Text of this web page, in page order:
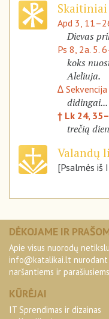
Skaitiniai
Apd 3,
Dievas
Ps 8, 2a. 5.
koks
Aleliuja.
∆
didingai...
† Lk 24,
trečią
Valandų
[Psalmės iš
DĖKOJAME IR
Apie visus nuorodų
info@katalikai.lt nurodant
naršantiems ir
KŪRĖJAI
IT Sprendimas ir dizainas